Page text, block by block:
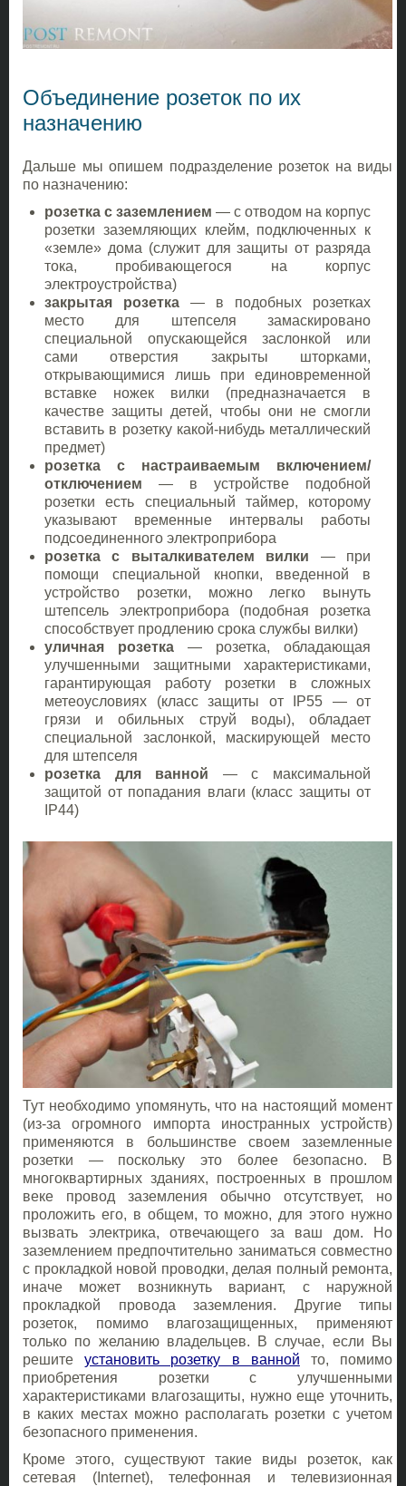
Объединение розеток по их
назначению
Дальше мы опишем подразделение розеток на виды
по назначению:
розетка с заземлением — с отводом на корпус
розетки заземляющих клейм, подключенных к
«земле» дома (служит для защиты от разряда
тока, пробивающегося на корпус
электроустройства)
закрытая розетка — в подобных розетках
место для штепселя замаскировано
специальной опускающейся заслонкой или
сами отверстия закрыты шторками,
открывающимися лишь при единовременной
вставке ножек вилки (предназначается в
качестве защиты детей, чтобы они не смогли
вставить в розетку какой-нибудь металлический
предмет)
розетка с настраиваемым включением/
отключением — в устройстве подобной
розетки есть специальный таймер, которому
указывают временные интервалы работы
подсоединенного электроприбора
розетка с выталкивателем вилки — при
помощи специальной кнопки, введенной в
устройство розетки, можно легко вынуть
штепсель электроприбора (подобная розетка
способствует продлению срока службы вилки)
уличная розетка — розетка, обладающая
улучшенными защитными характеристиками,
гарантирующая работу розетки в сложных
метеоусловиях (класс защиты от IP55 — от
грязи и обильных струй воды), обладает
специальной заслонкой, маскирующей место
для штепселя
розетка для ванной — с максимальной
защитой от попадания влаги (класс защиты от
IP44)
Тут необходимо упомянуть, что на настоящий момент
(из-за огромного импорта иностранных устройств)
применяются в большинстве своем заземленные
розетки — поскольку это более безопасно. В
многоквартирных зданиях, построенных в прошлом
веке провод заземления обычно отсутствует, но
проложить его, в общем, то можно, для этого нужно
вызвать электрика, отвечающего за ваш дом. Но
заземлением предпочтительно заниматься совместно
с прокладкой новой проводки, делая полный ремонта,
иначе может возникнуть вариант, с наружной
прокладкой провода заземления. Другие типы
розеток, помимо влагозащищенных, применяют
только по желанию владельцев. В случае, если Вы
решитеустановить розетку в ванной то, помимо
приобретения розетки с улучшенными
характеристиками влагозащиты, нужно еще уточнить,
в каких местах можно располагать розетки с учетом
безопасного применения.
Кроме этого, существуют такие виды розеток, как
сетевая (Internet), телефонная и телевизионная